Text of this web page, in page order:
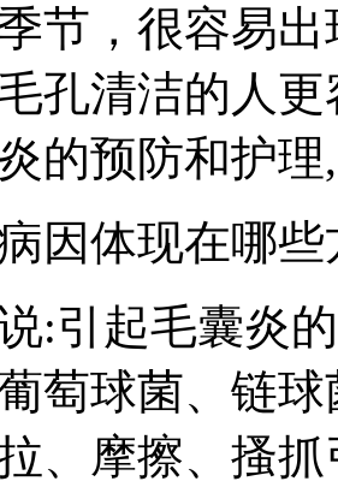
节，很容易
孔清洁的人
的预防和护理,
因体现在哪些
:引起毛囊炎
萄球菌、链
、摩擦、搔